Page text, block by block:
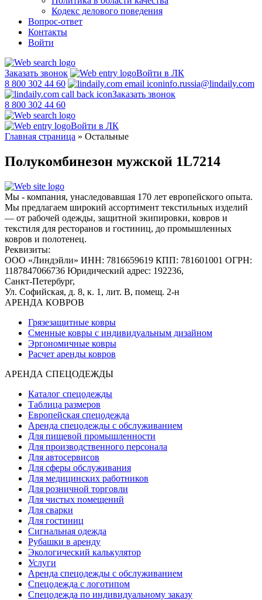
Кодекс делового поведения
Вопрос-ответ
Контакты
Войти
Заказать звонок
Войти в ЛК
8 800 302 44 60
info.russia@lindaily.com
Заказать звонок
8 800 302 44 60
Войти в ЛК
Главная страница » Остальные
Полукомбинезон мужской 1L7214
Мы - компания, унаследовавшая 170 лет европейского опыта.
Мы предлагаем широкий ассортимент текстильных изделий
— от рабочей одежды, защитной экипировки, ковров и
текстиля для ресторанов и гостиниц, до промышленных
ковров и полотенец.
Реквизиты:
ООО «Линдэйли» ИНН: 7816659619 КПП: 781601001 ОГРН:
1187847066736 Юридический адрес: 192236,
Санкт-Петербург,
Ул. Софийская, д. 8, к. 1, лит. В, помещ. 2-н
АРЕНДА КОВРОВ
Грязезащитные ковры
Сменные ковры с индивидуальным дизайном
Эргономичные ковры
Расчет аренды ковров
АРЕНДА СПЕЦОДЕЖДЫ
Каталог спецодежды
Таблица размеров
Европейская спецодежда
Аренда спецодежды с обслуживанием
Для пищевой промышленности
Для производственного персонала
Для автосервисов
Для сферы обслуживания
Для медицинских работников
Для розничной торговли
Для чистых помещений
Для сварки
Для гостиниц
Сигнальная одежда
Рубашки в аренду
Экологический калькулятор
Услуги
Аренда спецодежды с обслуживанием
Спецодежда с логотипом
Спецодежда по индивидуальному заказу